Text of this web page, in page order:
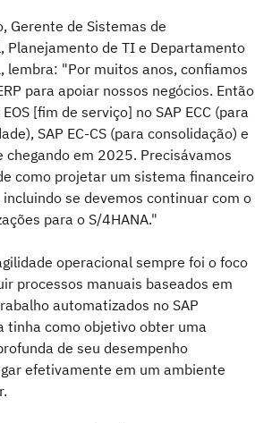
Gerente de Sistemas de
Planejamento de TI e Departamento
lembra: "Por muitos anos, confiamos
para apoiar nossos negócios. Então
[fim de serviço] no SAP ECC (para
SAP EC-CS (para consolidação) e
chegando em 2025. Precisávamos
como projetar um sistema financeiro
se devemos continuar com o
para o S/4HANA."
operacional sempre foi o foco
processos manuais baseados em
automatizados no SAP
tinha como objetivo obter uma
de seu desempenho
efetivamente em um ambiente